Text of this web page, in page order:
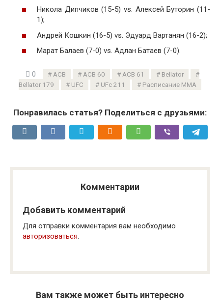
Никола Дипчиков (15-5) vs. Алексей Буторин (11-
1);
Андрей Кошкин (16-5) vs. Эдуард Вартанян (16-2);
Марат Балаев (7-0) vs. Адлан Батаев (7-0).
0 ACB ACB 60 ACB 61
Bellator
Bellator 179
UFC UFc 211 Расписание ММА
Понравилась статья? Поделиться с друзьями:
Комментарии
Добавить комментарий
Для отправки комментария вам необходимо
авторизоваться.
Вам также может быть интересно